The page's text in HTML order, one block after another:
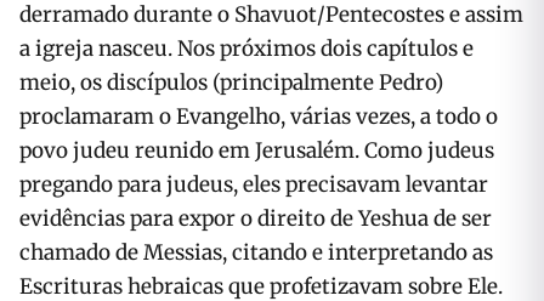
derramado durante o Shavuot/Pentecostes e assim
a igreja nasceu. Nos próximos dois capítulos e
meio, os discípulos (principalmente Pedro)
proclamaram o Evangelho, várias vezes, a todo o
povo judeu reunido em Jerusalém. Como judeus
pregando para judeus, eles precisavam levantar
evidências para expor o direito de Yeshua de ser
chamado de Messias, citando e interpretando as
Escrituras hebraicas que profetizavam sobre Ele.